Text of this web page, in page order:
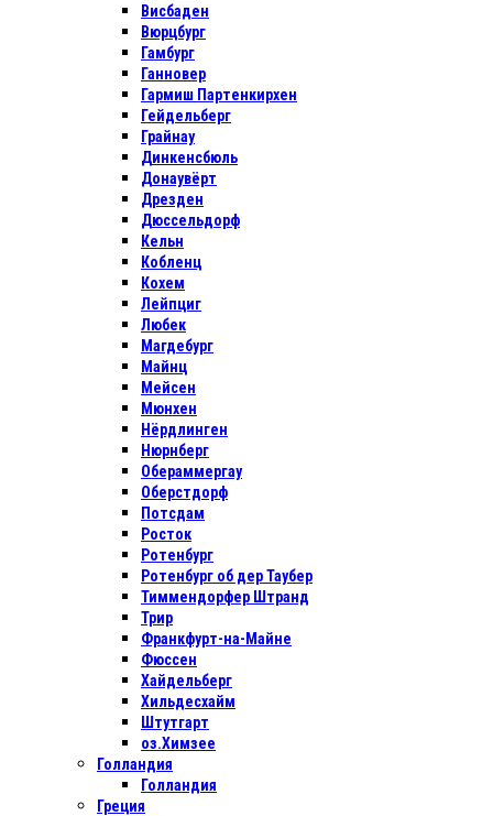
Висбаден
Вюрцбург
Гамбург
Ганновер
Гармиш Партенкирхен
Гейдельберг
Грайнау
Динкенсбюль
Донаувёрт
Дрезден
Дюссельдорф
Кельн
Кобленц
Кохем
Лейпциг
Любек
Магдебург
Майнц
Мейсен
Мюнхен
Нёрдлинген
Нюрнберг
Обераммергау
Оберстдорф
Потсдам
Росток
Ротенбург
Ротенбург об дер Таубер
Тиммендорфер Штранд
Трир
Франкфурт-на-Майне
Фюссен
Хайдельберг
Хильдесхайм
Штутгарт
оз.Химзее
Голландия
Голландия
Греция